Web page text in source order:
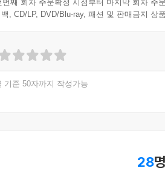
번째 회차 주문확정 시점부터 마지막 회차 주
, CD/LP, DVD/Blu-ray, 패션 및 판매금지 상
기준 50자까지 작성가능
28